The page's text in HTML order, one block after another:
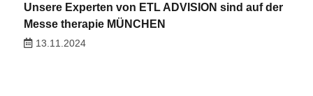
Unsere Experten von ETL ADVISION sind auf der
Messe therapie MÜNCHEN
13.11.2024